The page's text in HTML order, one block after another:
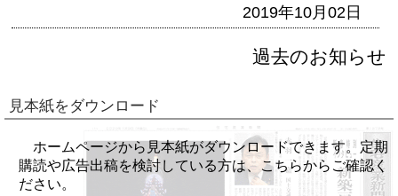
2019年10月02日
過去のお知らせ
見本紙をダウンロード
ホームページから見本紙がダウンロードできます。定期
購読や広告出稿を検討している方は、こちらからご確認く
ださい。